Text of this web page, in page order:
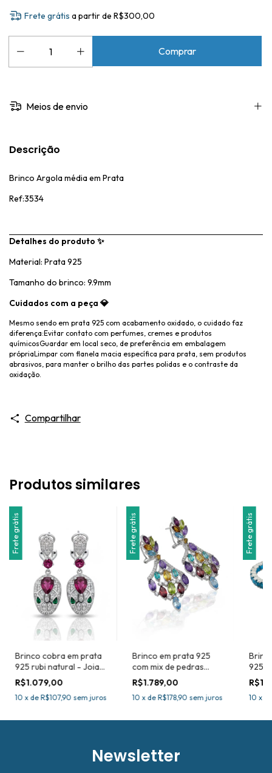
Frete grátis a partir deR$300,00
Meios de envio
Descrição
Brinco Argola média em Prata
Ref:3534
Detalhes do produto ✨
Material: Prata 925
Tamanho do brinco: 9.9mm
Cuidados com a peça 💎
Mesmo sendo em prata 925 com acabamento oxidado, o cuidado faz
diferença:Evitar contato com perfumes, cremes e produtos
químicosGuardar em local seco, de preferência em embalagem
própriaLimpar com flanela macia específica para prata, sem produtos
abrasivos, para manter o brilho das partes polidas e o contraste da
oxidação.
Compartilhar
Produtos similares
Frete grátis
Brinco cobra em prata
925 rubi natural - Joia
certificada
R$1.079,00
10 x de R$107,90 sem juros
Frete grátis
Brinco em prata 925
com mix de pedras
preciosas naturais
R$1.789,00
10 x de R$178,90 sem juros
Frete grátis
925
10 x
Newsletter